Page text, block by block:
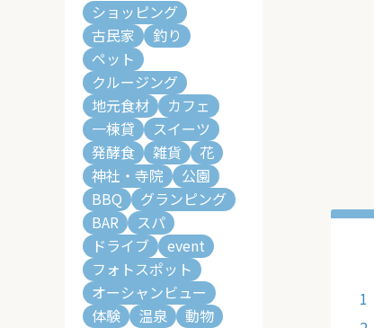
ショッピング
古民家
釣り
ペット
クルージング
地元食材
カフェ
一棟貸
スイーツ
発酵食
雑貨
花
神社・寺院
公園
BBQ
グランピング
BAR
スパ
ドライブ
event
フォトスポット
オーシャンビュー
体験
温泉 動物